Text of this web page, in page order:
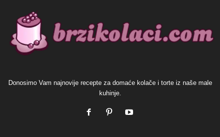
Donosimo Vam najnovije recepte za domaće kolače i torte iz naše male
kuhinje.